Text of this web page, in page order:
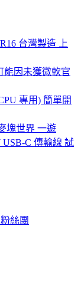
台灣製造 上
能因未獲微軟官
專用) 簡單開
塊世界 一遊
USB-C 傳輸線 試
絲團